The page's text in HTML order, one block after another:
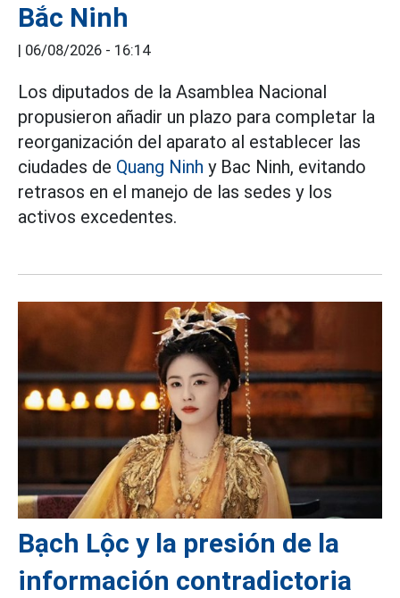
Bắc Ninh
| 06/08/2026 - 16:14
Los diputados de la Asamblea Nacional
propusieron añadir un plazo para completar la
reorganización del aparato al establecer las
ciudades de Quang Ninh y Bac Ninh, evitando
retrasos en el manejo de las sedes y los
activos excedentes.
Bạch Lộc y la presión de la
información contradictoria